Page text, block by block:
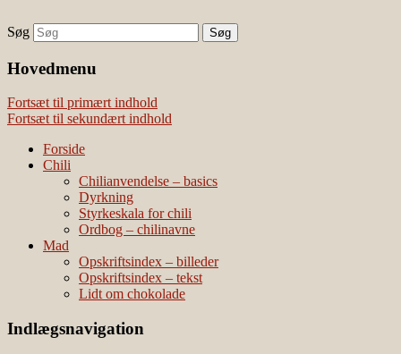
Наши партнеры
лучшие займы
Vivis chili
chili – dyrkning og mad
Søg
Hovedmenu
Fortsæt til primært indhold
Fortsæt til sekundært indhold
Forside
Chili
Chilianvendelse – basics
Dyrkning
Styrkeskala for chili
Ordbog – chilinavne
Mad
Opskriftsindex – billeder
Opskriftsindex – tekst
Lidt om chokolade
Indlægsnavigation